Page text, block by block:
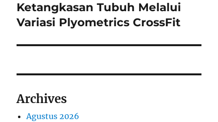
post:
Ketangkasan Tubuh Melalui
Variasi Plyometrics CrossFit
Archives
Agustus 2026